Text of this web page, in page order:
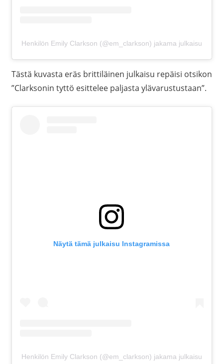
Henkilön Emily Clarkson (@em_clarkson) jakama julkaisu
Tästä kuvasta eräs brittiläinen julkaisu repäisi otsikon
”Clarksonin tyttö esittelee paljasta ylävarustustaan”.
Näytä tämä julkaisu Instagramissa
Henkilön Emily Clarkson (@em_clarkson) jakama julkaisu